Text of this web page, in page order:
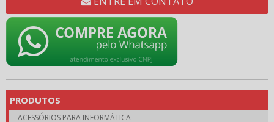
PRODUTOS
ACESSÓRIOS PARA INFORMÁTICA